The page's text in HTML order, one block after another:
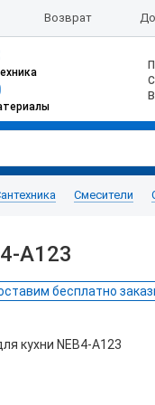
Возврат
Смесители
A123
бесплатно